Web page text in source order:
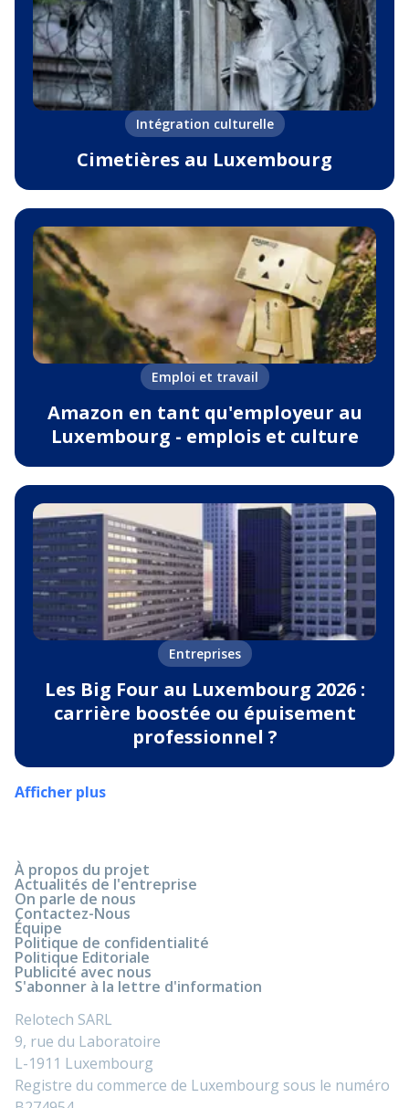
Intégration culturelle
Cimetières au Luxembourg
Emploi et travail
Amazon en tant qu'employeur au
Luxembourg - emplois et culture
Entreprises
Les Big Four au Luxembourg 2026 :
carrière boostée ou épuisement
professionnel ?
Afficher plus
À propos du projet
Actualités de l'entreprise
On parle de nous
Contactez-Nous
Équipe
Politique de confidentialité
Politique Editoriale
Publicité avec nous
S'abonner à la lettre d'information
Relotech SARL
9, rue du Laboratoire
L-1911 Luxembourg
Registre du commerce de Luxembourg sous le numéro